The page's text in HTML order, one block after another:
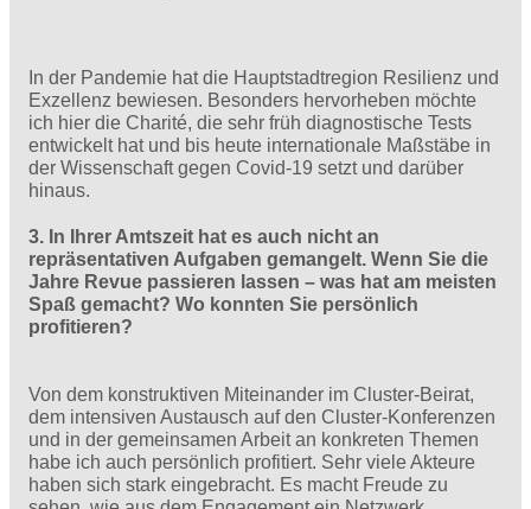
In der Pandemie hat die Hauptstadtregion Resilienz und
Exzellenz bewiesen. Besonders hervorheben möchte
ich hier die Charité, die sehr früh diagnostische Tests
entwickelt hat und bis heute internationale Maßstäbe in
der Wissenschaft gegen Covid-19 setzt und darüber
hinaus.
3. In Ihrer Amtszeit hat es auch nicht an
repräsentativen Aufgaben gemangelt. Wenn Sie die
Jahre Revue passieren lassen – was hat am meisten
Spaß gemacht? Wo konnten Sie persönlich
profitieren?
Von dem konstruktiven Miteinander im Cluster-Beirat,
dem intensiven Austausch auf den Cluster-Konferenzen
und in der gemeinsamen Arbeit an konkreten Themen
habe ich auch persönlich profitiert. Sehr viele Akteure
haben sich stark eingebracht. Es macht Freude zu